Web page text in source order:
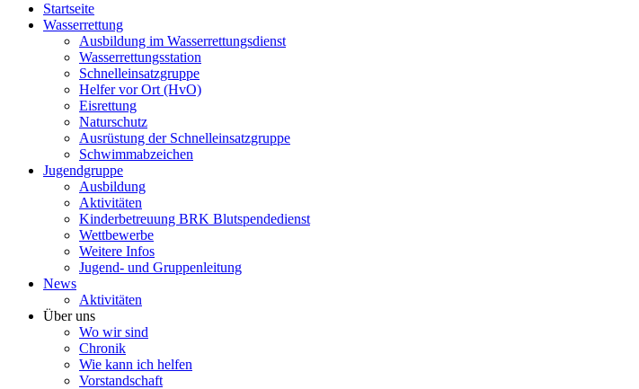
Startseite
Wasserrettung
Ausbildung im Wasserrettungsdienst
Wasserrettungsstation
Schnelleinsatzgruppe
Helfer vor Ort (HvO)
Eisrettung
Naturschutz
Ausrüstung der Schnelleinsatzgruppe
Schwimmabzeichen
Jugendgruppe
Ausbildung
Aktivitäten
Kinderbetreuung BRK Blutspendedienst
Wettbewerbe
Weitere Infos
Jugend- und Gruppenleitung
News
Aktivitäten
Über uns
Wo wir sind
Chronik
Wie kann ich helfen
Vorstandschaft